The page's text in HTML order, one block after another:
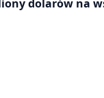
dolarów na